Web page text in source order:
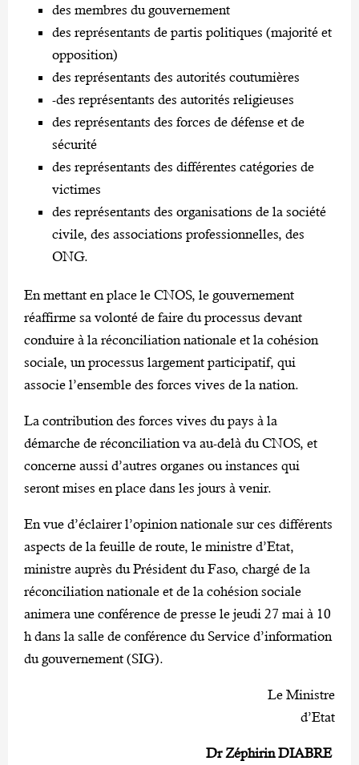
des membres du gouvernement
des représentants de partis politiques (majorité et
opposition)
des représentants des autorités coutumières
-des représentants des autorités religieuses
des représentants des forces de défense et de
sécurité
des représentants des différentes catégories de
victimes
des représentants des organisations de la société
civile, des associations professionnelles, des
ONG.
En mettant en place le CNOS, le gouvernement
réaffirme sa volonté de faire du processus devant
conduire à la réconciliation nationale et la cohésion
sociale, un processus largement participatif, qui
associe l’ensemble des forces vives de la nation.
La contribution des forces vives du pays à la
démarche de réconciliation va au-delà du CNOS, et
concerne aussi d’autres organes ou instances qui
seront mises en place dans les jours à venir.
En vue d’éclairer l’opinion nationale sur ces différents
aspects de la feuille de route, le ministre d’Etat,
ministre auprès du Président du Faso, chargé de la
réconciliation nationale et de la cohésion sociale
animera une conférence de presse le jeudi 27 mai à 10
h dans la salle de conférence du Service d’information
du gouvernement (SIG).
Le Ministre
d’Etat
Dr ZéphirinDIABRE